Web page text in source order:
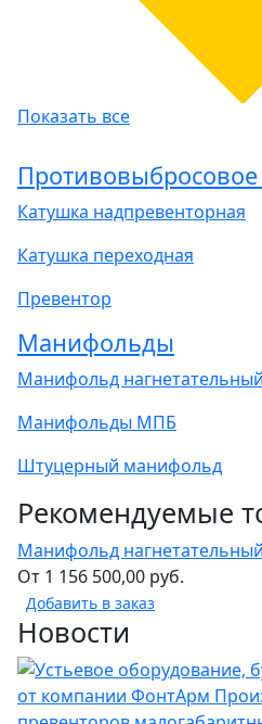
Показать все
Катушка надпревенторная
Катушка переходная
Превентор
Манифольды
Манифольд нагнетательный
Манифольды МПБ
Штуцерный манифольд
Рекомендуемые
Манифольд
От 1 156 500,00 руб.
Добавить в заказ
Новости